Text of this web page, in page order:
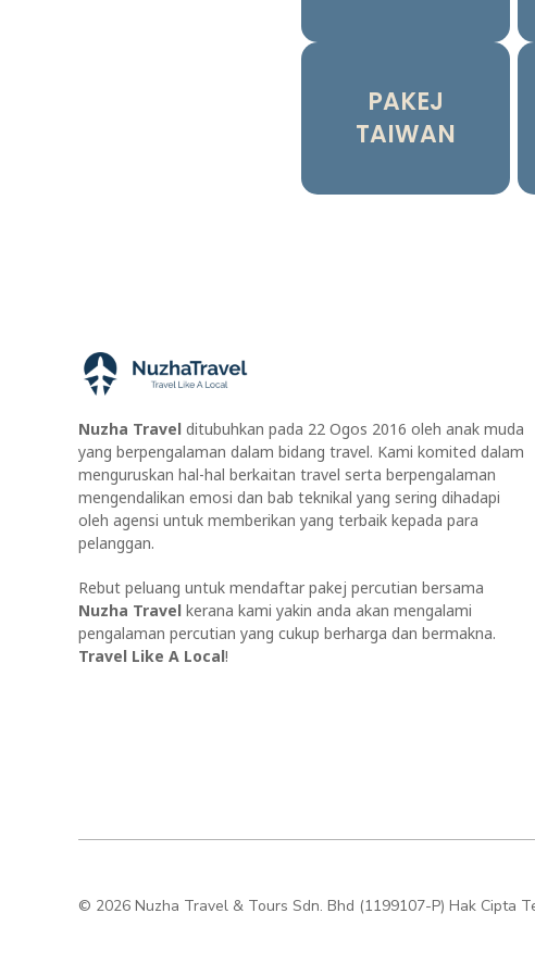
PAKEJ
TAIWAN
Nuzha Travel ditubuhkan pada 22 Ogos 2016 oleh anak muda
yang berpengalaman dalam bidang travel. Kami komited dalam
menguruskan hal-hal berkaitan travel serta berpengalaman
mengendalikan emosi dan bab teknikal yang sering dihadapi
oleh agensi untuk memberikan yang terbaik kepada para
pelanggan.
Rebut peluang untuk mendaftar pakej percutian bersama
Nuzha Travel kerana kami yakin anda akan mengalami
pengalaman percutian yang cukup berharga dan bermakna.
Travel Like A Local!
© 2026 Nuzha Travel & Tours Sdn. Bhd (1199107-P) Hak Cipta